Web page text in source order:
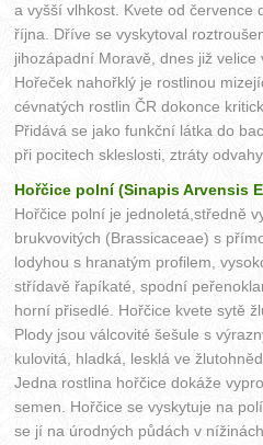
a vyšší vlhkost. Kvete od července
října. Dříve se vyskytoval
jihozápadní Moravě, dnes již velice
Hořeček nahořklý je rostlinou
cévnatých rostlin ČR dokonce
Přidává se jako funkční látka do
při pocitech skleslosti, ztráty
Hořčice polní (Sinapis Arvensis
Hořčice polní je jednoletá,středně
brukvovitých (Brassicaceae) s
lodyhou s hranatým profilem,
střídavě řapíkaté, spodní
horní přisedlé. Hořčice kvete sytě
Plody jsou válcovité šešule s
kulovitá, hladká, lesklá ve
Jedna rostlina hořčice dokáže
semen. Hořčice se vyskytuje na
se jí na úrodných půdách v